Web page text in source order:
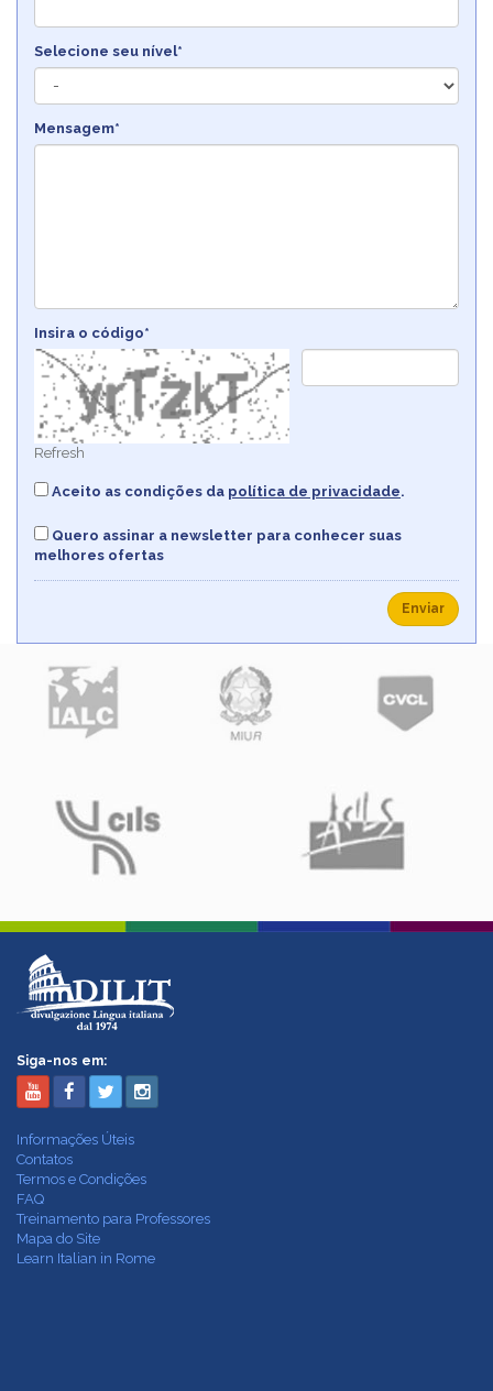
Selecione seu nível*
Mensagem*
Insira o código*
Refresh
Aceito as condições da política de privacidade.
Quero assinar a newsletter para conhecer suas
melhores ofertas
Enviar
Siga-nos em:
Informações Úteis
Contatos
Termos e Condições
FAQ
Treinamento para Professores
Mapa do Site
Learn Italian in Rome